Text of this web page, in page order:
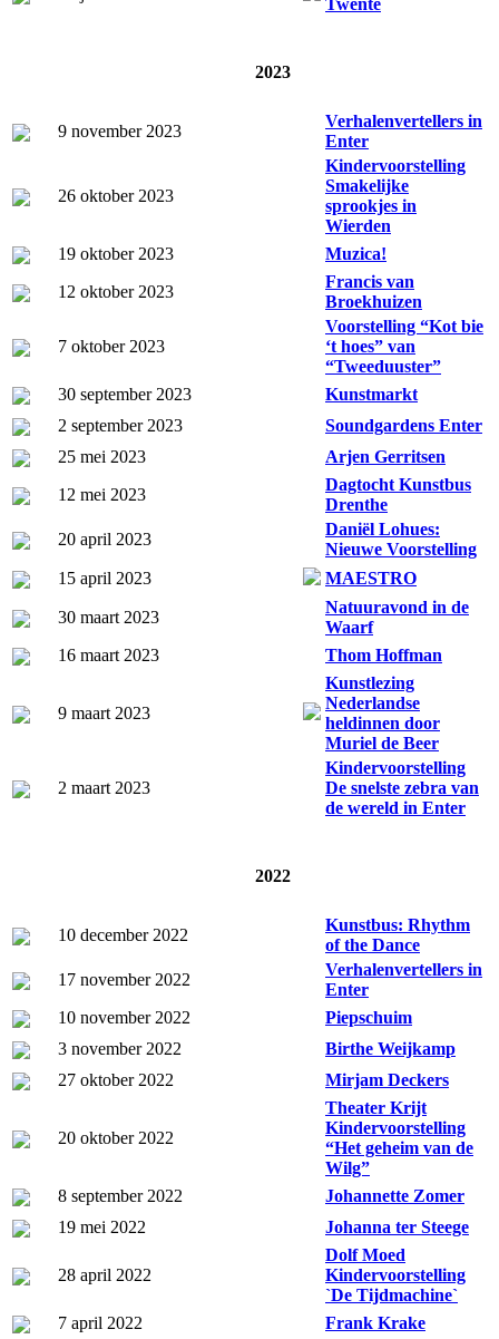
2023
9 november 2023
Verhalenvertellers in
Enter
26 oktober 2023
Kindervoorstelling
Smakelijke
sprookjes in
Wierden
19 oktober 2023
Muzica!
12 oktober 2023
Francis van
Broekhuizen
7 oktober 2023
Voorstelling “Kot bie
‘t hoes” van
“Tweeduuster”
30 september 2023
Kunstmarkt
2 september 2023
Soundgardens Enter
25 mei 2023
Arjen Gerritsen
12 mei 2023
Dagtocht Kunstbus
Drenthe
20 april 2023
Daniël Lohues:
Nieuwe Voorstelling
15 april 2023
MAESTRO
30 maart 2023
Natuuravond in de
Waarf
16 maart 2023
Thom Hoffman
9 maart 2023
Kunstlezing
Nederlandse
heldinnen door
Muriel de Beer
2 maart 2023
Kindervoorstelling
De snelste zebra van
de wereld in Enter
2022
10 december 2022
Kunstbus: Rhythm
of the Dance
17 november 2022
Verhalenvertellers in
Enter
10 november 2022
Piepschuim
3 november 2022
Birthe Weijkamp
27 oktober 2022
Mirjam Deckers
20 oktober 2022
Theater Krijt
Kindervoorstelling
“Het geheim van de
Wilg”
8 september 2022
Johannette Zomer
19 mei 2022
Johanna ter Steege
28 april 2022
Dolf Moed
Kindervoorstelling
`De Tijdmachine`
7 april 2022
Frank Krake